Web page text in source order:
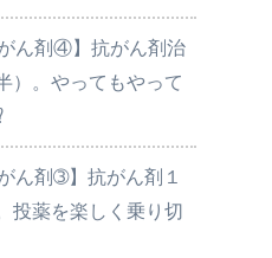
ん剤④】抗がん剤治
）。やってもやって
ん剤➂】抗がん剤１
投薬を楽しく乗り切